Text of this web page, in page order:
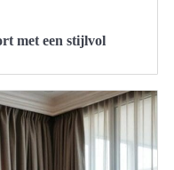
met een stijlvol